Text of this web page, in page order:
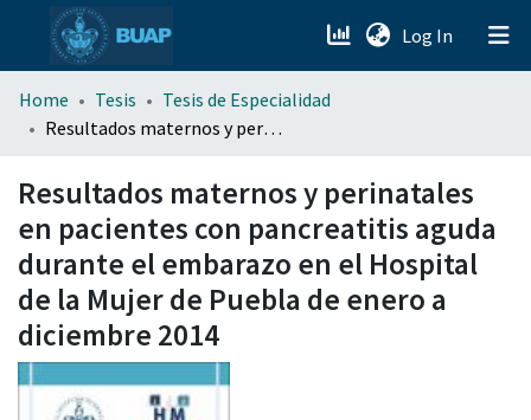
Log In (current)
menu.section.about_menu
Home Tesis
Tesis de Especialidad
Resultados maternos y perinatales en pacientes con pancreatitis aguda durante el embarazo en el Hospital de la Mujer de Puebla de enero a diciembre 2014
Resultados maternos y perinatales
en pacientes con pancreatitis aguda
durante el embarazo en el Hospital
de la Mujer de Puebla de enero a
diciembre 2014